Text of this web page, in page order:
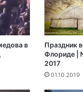
в
Праздник
Флориде |
2017
01.10.2019